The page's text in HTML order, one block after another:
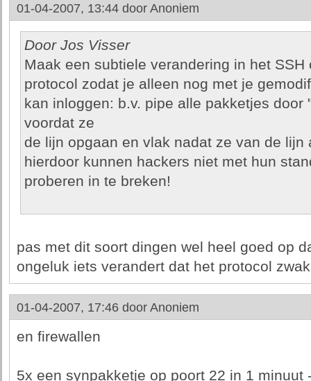
01-04-2007, 13:44 door Anoniem
Door Jos Visser
Maak een subtiele verandering in het SSH
protocol zodat je alleen nog met je
kan inloggen: b.v. pipe alle pakketjes door
voordat ze
de lijn opgaan en vlak nadat ze van de lijn
hierdoor kunnen hackers niet met hun
proberen in te breken!
pas met dit soort dingen wel heel goed op
ongeluk iets verandert dat het protocol
01-04-2007, 17:46 door Anoniem
en firewallen
5x een synpakketje op poort 22 in 1 minuut